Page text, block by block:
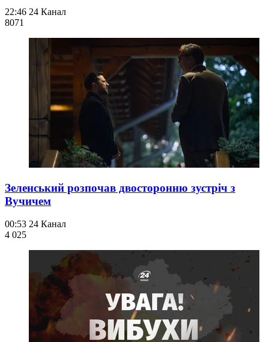
22:46 24 Канал
8071
Зеленський розпочав двосторонню зустріч з
Вучичем
00:53 24 Канал
4 025